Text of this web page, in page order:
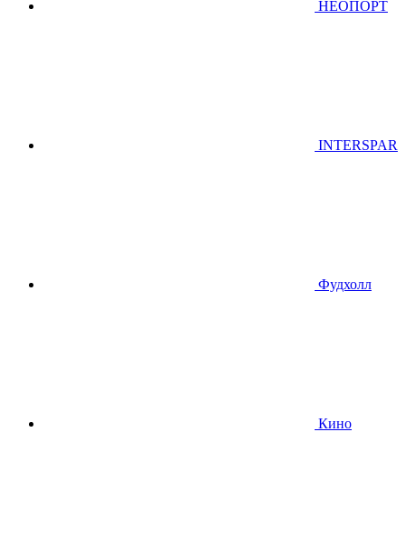
НЕОПОРТ
INTERSPAR
Фудхолл
Кино